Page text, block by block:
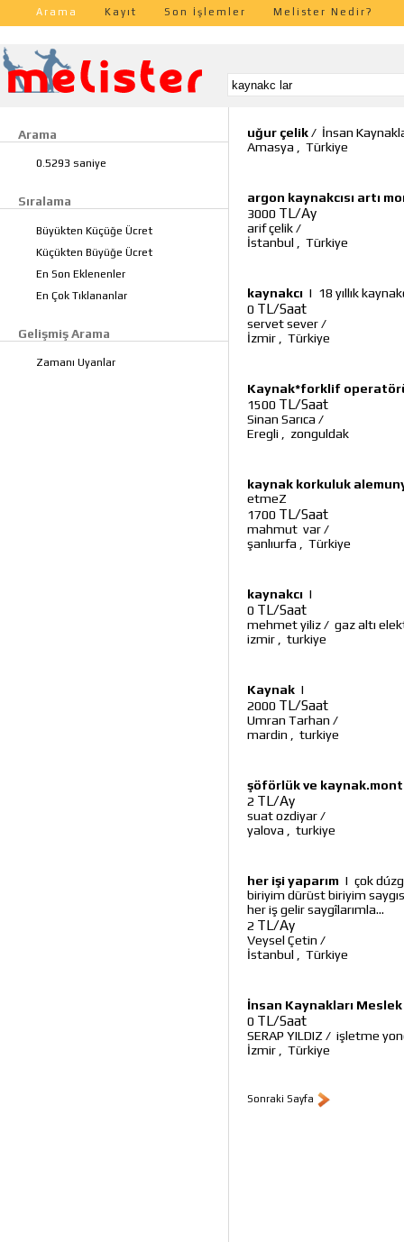
Arama Kayıt Son İşlemler Melister Nedir?
Arama
0.5293 saniye
Sıralama
Büyükten Küçüğe Ücret
Küçükten Büyüğe Ücret
En Son Eklenenler
En Çok Tıklananlar
Gelişmiş Arama
Zamanı Uyanlar
uğur çelik/ İnsan
Amasya
Türkiye
argon kaynakcısı artı
3000 TL/Ay
arif çelik/
İstanbul
Türkiye
kaynakcı | 18 yıllık
0 TL/Saat
servet sever/
İzmir
Türkiye
Kaynak*forklif
1500 TL/Saat
Sinan Sarıca /
Eregli
zonguldak
kaynak korkuluk
etmeZ
1700 TL/Saat
mahmut var/
şanlıurfa
Türkiye
kaynakcı |
0 TL/Saat
mehmet yiliz/ gaz altı
izmir
turkiye
Kaynak |
2000 TL/Saat
Umran Tarhan /
mardin
turkiye
şöförlük ve
2 TL/Ay
suat ozdiyar/
yalova
turkiye
her işi yaparım | çok
biriyim dürüst biriyim
her iş gelir saygîlarımla...
2 TL/Ay
Veysel Çetin /
İstanbul
Türkiye
İnsan Kaynakları Meslek
0 TL/Saat
SERAP YILDIZ / işletme
İzmir
Türkiye
Sonraki Sayfa